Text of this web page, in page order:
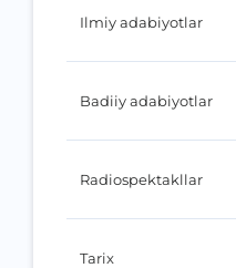
Ilmiy adabiyotlar
Badiiy adabiyotlar
Radiospektakllar
Tarix